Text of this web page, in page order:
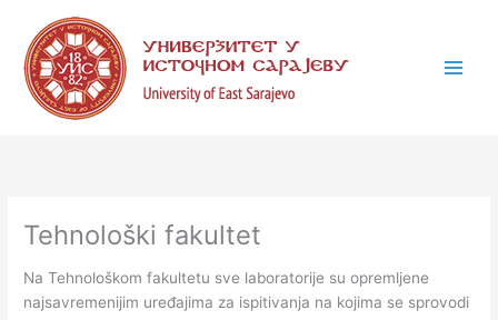
content
Tehnološki fakultet
Na Tehnološkom fakultetu sve laboratorije su opremlјene
najsavremenijim uređajima za ispitivanja na kojima se sprovodi
a
t
i
s